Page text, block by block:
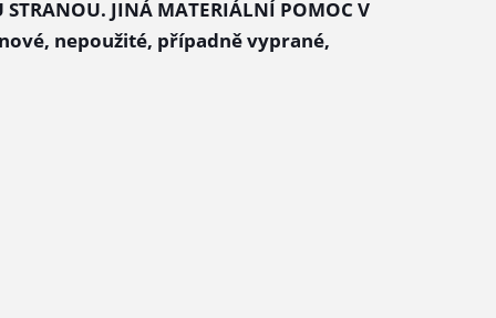
STRANOU. JINÁ MATERIÁLNÍ POMOC V
nové, nepoužité, případně vyprané,